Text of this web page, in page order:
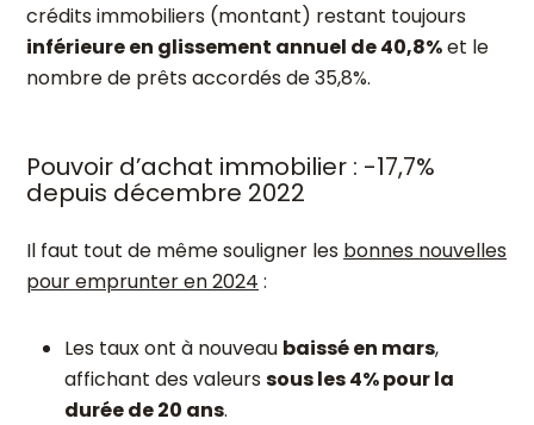
crédits immobiliers (montant) restant toujours
inférieure en glissement annuel de 40,8%et le
nombre de prêts accordés de 35,8%.
Pouvoir d’achat immobilier : -17,7%
depuis décembre 2022
Il faut tout de même souligner les bonnes nouvelles
pour emprunter en 2024 :
Les taux ont à nouveau baissé en mars,
affichant des valeurssous les 4% pour la
durée de 20 ans.